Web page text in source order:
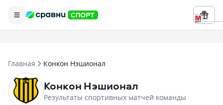
Реклама ООО «БК «Марафон» ИНН
Главная Конкон Нэшионал
Конкон Нэшионал
Результаты спортивных матчей команды